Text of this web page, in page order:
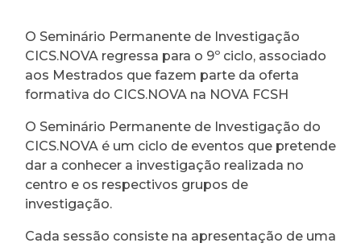
O Seminário Permanente de Investigação
CICS.NOVA regressa para o 9º ciclo, associado
aos Mestrados que fazem parte da oferta
formativa do CICS.NOVA na NOVA FCSH
O Seminário Permanente de Investigação do
CICS.NOVA é um ciclo de eventos que pretende
dar a conhecer a investigação realizada no
centro e os respectivos grupos de
investigação.
Cada sessão consiste na apresentação de uma